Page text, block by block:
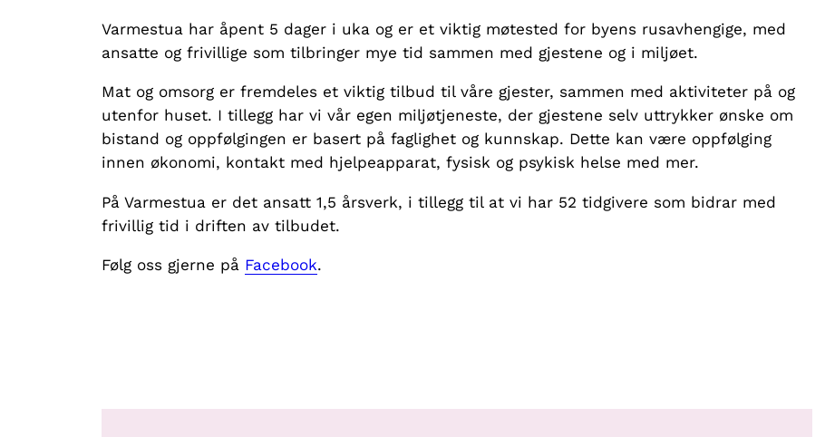
Varmestua har åpent 5 dager i uka og er et viktig møtested for byens rusavhengige, med
ansatte og frivillige som tilbringer mye tid sammen med gjestene og i miljøet.
Mat og omsorg er fremdeles et viktig tilbud til våre gjester, sammen med aktiviteter på og
utenfor huset. I tillegg har vi vår egen miljøtjeneste, der gjestene selv uttrykker ønske om
bistand og oppfølgingen er basert på faglighet og kunnskap. Dette kan være oppfølging
innen økonomi, kontakt med hjelpeapparat, fysisk og psykisk helse med mer.
På Varmestua er det ansatt 1,5 årsverk, i tillegg til at vi har 52 tidgivere som bidrar med
frivillig tid i driften av tilbudet.
Følg oss gjerne på Facebook.